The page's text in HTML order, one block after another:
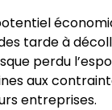
tarde à
perdu
aux
entreprises.